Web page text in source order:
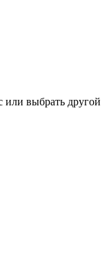
или выбрать другой